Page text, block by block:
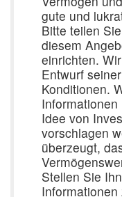
gute und
Bitte teilen
diesem
einrichten.
Entwurf
Konditionen.
Idee von
vorschlagen
überzeugt,
Stellen Sie